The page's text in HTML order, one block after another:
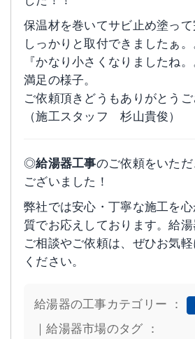
保温材を巻いてサビ止め塗って
しっかりと取付できましたぁ。
『かなり小さくなりましたね
満足の様子。
ご依頼頂きどうもありがとうご
（施工スタッフ 杉山貴俊）
◎給湯器工事のご依頼をいた
ございました！
弊社では安心・丁寧な施工を
質でお応えしております。給
ご相談やご依頼は、ぜひお気
ください。
給湯器の工事カテゴリー ：
｜給湯器市場のタグ ：